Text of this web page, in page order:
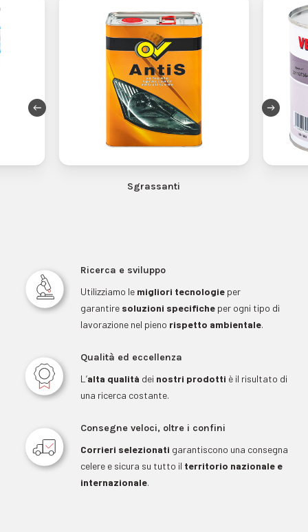
Sgrassanti
Ricerca e sviluppo
Utilizziamo le migliori tecnologieper
garantire soluzioni specificheper ogni tipo di
lavorazione nel pieno rispetto ambientale.
Qualità ed eccellenza
L’alta qualità dei nostri prodotti è il risultato di
una ricerca costante.
Consegne veloci, oltre i confini
Corrieri selezionati garantiscono una consegna
celere e sicura su tutto il territorio nazionale e
internazionale.